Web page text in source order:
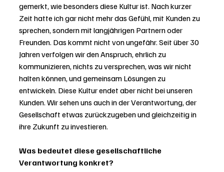
gemerkt, wie besonders diese Kultur ist. Nach kurzer
Zeit hatte ich gar nicht mehr das Gefühl, mit Kunden zu
sprechen, sondern mit langjährigen Partnern oder
Freunden. Das kommt nicht von ungefähr. Seit über 30
Jahren verfolgen wir den Anspruch, ehrlich zu
kommunizieren, nichts zu versprechen, was wir nicht
halten können, und gemeinsam Lösungen zu
entwickeln. Diese Kultur endet aber nicht bei unseren
Kunden. Wir sehen uns auch in der Verantwortung, der
Gesellschaft etwas zurückzugeben und gleichzeitig in
ihre Zukunft zu investieren.
Was bedeutet diese gesellschaftliche
Verantwortung konkret?